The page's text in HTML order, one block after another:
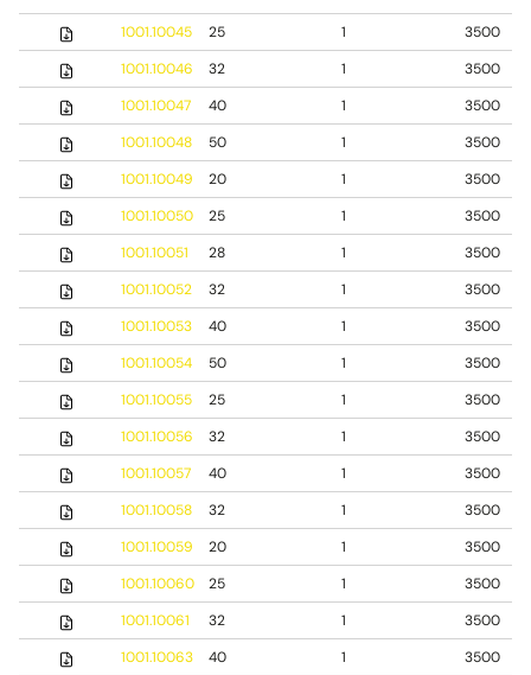
1001.10045 25 1
3500
1001.10046
32 1
3500
1001.10047
40 1
3500
1001.10048
50 1
3500
1001.10049
20 1
3500
1001.10050
25 1
3500
1001.10051
28 1
3500
1001.10052
32 1
3500
1001.10053
40 1
3500
1001.10054
50 1
3500
1001.10055
25 1
3500
1001.10056
32 1
3500
1001.10057
40 1
3500
1001.10058
32 1
3500
1001.10059
20 1
3500
1001.10060
25 1
3500
1001.10061
32 1
3500
1001.10063
40 1
3500